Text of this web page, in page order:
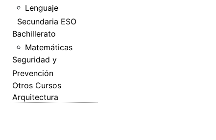
Lenguaje
Secundaria ESO
Bachillerato
Matemáticas
Seguridad y
Prevención
Otros Cursos
Arquitectura